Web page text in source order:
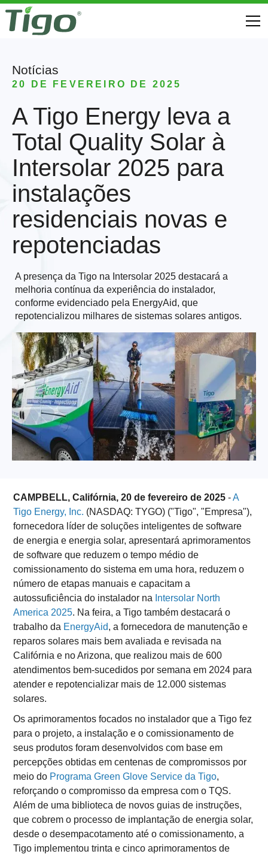
Notícias
20 DE FEVEREIRO DE 2025
A Tigo Energy leva a
Total Quality Solar à
Intersolar 2025 para
instalações
residenciais novas e
repotenciadas
A presença da Tigo na Intersolar 2025 destacará a
melhoria contínua da experiência do instalador,
conforme evidenciado pela EnergyAid, que
repotencializou milhares de sistemas solares antigos.
CAMPBELL, Califórnia, 20 de fevereiro de 2025 -A
Tigo Energy, Inc. (NASDAQ: TYGO) ("Tigo", "Empresa"),
fornecedora líder de soluções inteligentes de software
de energia e energia solar, apresentará aprimoramentos
de software que reduzem o tempo médio de
comissionamento do sistema em uma hora, reduzem o
número de etapas manuais e capacitam a
autossuficiência do instalador na Intersolar North
America 2025. Na feira, a Tigo também destacará o
trabalho da EnergyAid, a fornecedora de manutenção e
reparos solares mais bem avaliada e revisada na
Califórnia e no Arizona, que realizou mais de 600
atendimentos bem-sucedidos por semana em 2024 para
atender e repotencializar mais de 12.000 sistemas
solares.
Os aprimoramentos focados no instalador que a Tigo fez
para o projeto, a instalação e o comissionamento de
seus produtos foram desenvolvidos com base em
percepções obtidas em centenas de compromissos por
meio do Programa Green Glove Service da Tigo,
reforçando o compromisso da empresa com o TQS.
Além de uma biblioteca de novos guias de instruções,
que cobrem o processo de implantação de energia solar,
desde o desempacotamento até o comissionamento, a
Tigo implementou trinta e cinco aprimoramentos de